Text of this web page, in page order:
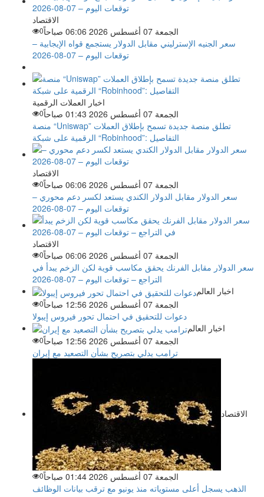
الاقتصاد
الجمعة 07 أغسطس 2026 06:06 صباحاً
0
سعر الجنيه الإسترليني مقابل الدولار يستجمع قواه الإيجابية –
توقعات اليوم – 07-08-2026
اخبار العملات الرقمية
الجمعة 07 أغسطس 2026 01:43 صباحاً
0
منصة “Uniswap” تطلق منصة جديدة تسمح بإطلاق العملات
الرقمية على شبكة “Robinhood”: التفاصيل
الاقتصاد
الجمعة 07 أغسطس 2026 06:06 صباحاً
0
سعر الدولار مقابل الدولار الكندي يستعد لكسر دعم محوري –
توقعات اليوم – 07-08-2026
الاقتصاد
الجمعة 07 أغسطس 2026 06:06 صباحاً
0
سعر الدولار مقابل الفرنك يحقق مكاسب قوية لكن الزخم يبدأ في
التراجع – توقعات اليوم – 07-08-2026
اخبار العالم
الجمعة 07 أغسطس 2026 12:56 صباحاً
0
دعوات للتحقيق في احتمال تحور فيروس إيبولا
اخبار العالم
الجمعة 07 أغسطس 2026 12:56 صباحاً
0
ترامب يدلي بتصريح بشأن التصعيد مع إيران
الاقتصاد
الجمعة 07 أغسطس 2026 01:44 صباحاً 0
الذهب يسجل أعلى مستوياته منذ يونيو مع ترقب بيانات الوظائف